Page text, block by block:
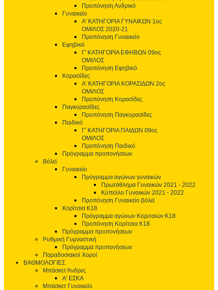
Προπόνηση Ανδρικό
Γυναικείο
Α' ΚΑΤΗΓΟΡΙΑ ΓΥΝΑΙΚΩΝ 1ος
ΟΜΙΛΟΣ 2020-21
Προπόνηση Γυναικείο
Εφηβικό
Γ' ΚΑΤΗΓΟΡΙΑ ΕΦΗΒΩΝ 09ος
ΟΜΙΛΟΣ
Προπόνηση Εφηβικό
Κορασίδες
Α' ΚΑΤΗΓΟΡΙΑ ΚΟΡΑΣΙΔΩΝ 2ος
ΟΜΙΛΟΣ
Προπόνηση Κορασίδες
Παγκορασίδες
Προπόνηση Παγκορασίδες
Παιδικό
Γ' ΚΑΤΗΓΟΡΙΑ ΠΑΙΔΩΝ 09ος
ΟΜΙΛΟΣ
Προπόνηση Παιδικό
Πρόγραμμα προπονήσεων
Βόλεϊ
Γυναικείο
Πρόγραμμα αγώνων γυναικών
Πρωτάθλημα Γυναικών 2021 - 2022
Κύπελλο Γυναικών 2021 - 2022
Προπόνηση Γυναικείο βόλεϊ
Κορίτσια Κ18
Πρόγραμμα αγώνων Κοριτσιών Κ18
Προπόνηση Κορίτσια Κ18
Πρόγραμμα προπονήσεων
Ρυθμική Γυμναστική
Πρόγραμμα προπονήσεων
Παραδοσιακοί Χοροί
ΒΑΘΜΟΛΟΓΙΕΣ
Μπάσκετ Άνδρες
Α' ΕΣΚΑ
Μπάσκετ Γυναικείο